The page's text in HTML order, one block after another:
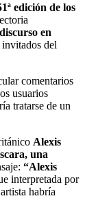
edición de los
discurso en
del
comentarios
usuarios
tratarse de un
Alexis
una
“Alexis
interpretada por
habría